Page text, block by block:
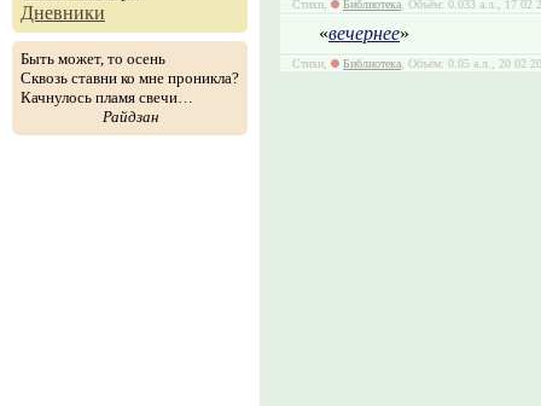
Дневники
Быть может, то осень
Сквозь ставни ко мне проникла?
Качнулось пламя свечи…
Райдзан
Стихи, Библиотека, Объём: 0.033 а.л., 17 02
«вечернее»
Стихи, Библиотека, Объём: 0.05 а.л., 20 02